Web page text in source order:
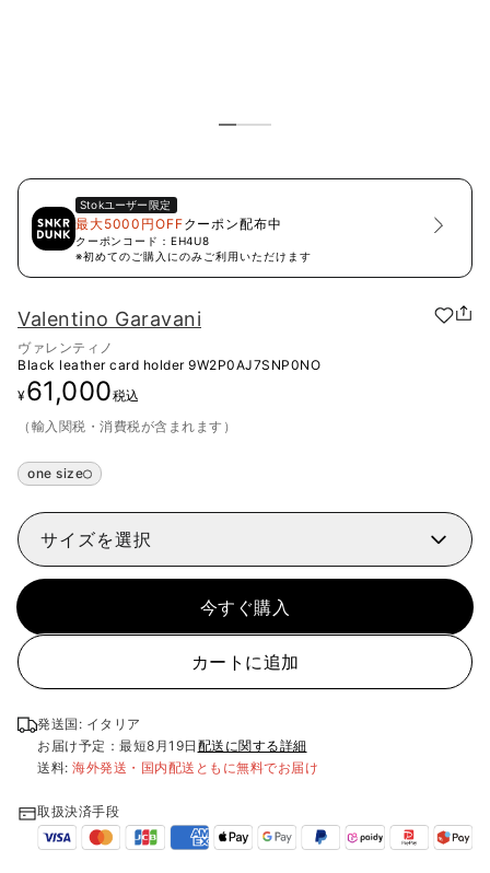
Stokユーザー限定
最大5000円OFFクーポン配布中
クーポンコード： EH4U8
※初めてのご購入にのみご利用いただけます
Valentino Garavani
ヴァレンティノ
Black leather card holder 9W2P0AJ7SNP0NO
¥61,000税込
（輸入関税・消費税が含まれます）
one size
サイズを選択
今すぐ購入
カートに追加
発送国: イタリア
お届け予定：最短8月19日 配送に関する詳細
送料: 海外発送・国内配送ともに無料でお届け
取扱決済手段